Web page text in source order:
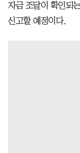
자금 조달이 확인되
신고할 예정이다.